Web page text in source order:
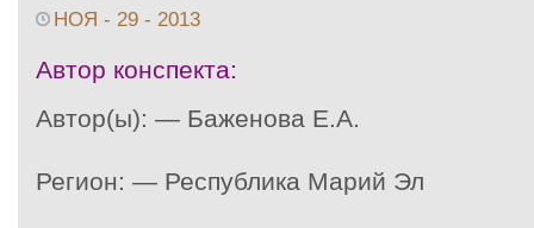
НОЯ - 29 - 2013
Автор конспекта:
Автор(ы): — Баженова Е.А.
Регион: — Республика Марий Эл